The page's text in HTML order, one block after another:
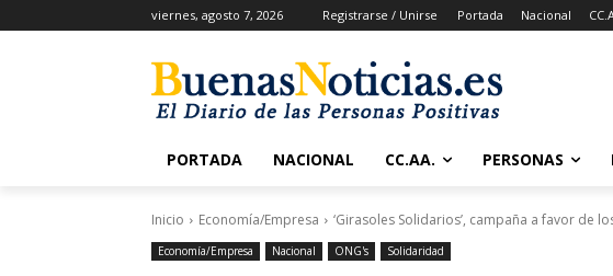
viernes, agosto 7, 2026 Registrarse / Unirse Portada Nacional
PORTADA NACIONAL CC.AA. PERSONAS
Inicio Economía/Empresa ‘Girasoles Solidarios’, campaña a favor de
Economía/Empresa Nacional ONG's Solidaridad